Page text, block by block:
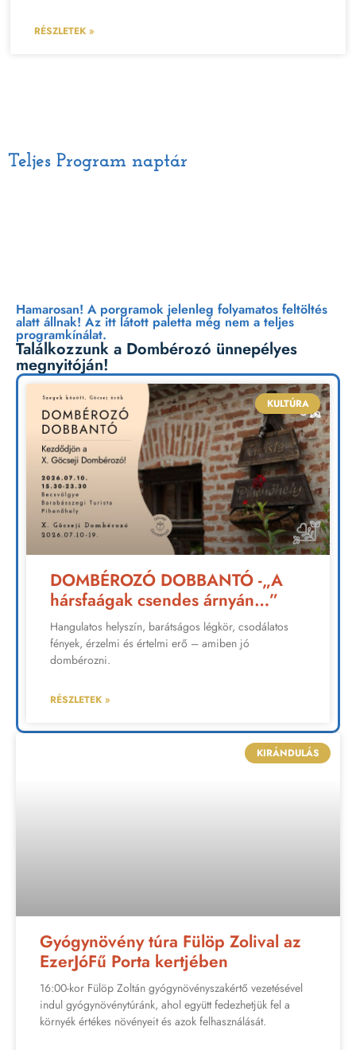
RÉSZLETEK »
Teljes Program naptár
Hamarosan! A porgramok jelenleg folyamatos feltöltés
alatt állnak! Az itt látott paletta még nem a teljes
programkínálat.
Találkozzunk a Dombérozó ünnepélyes
megnyitóján!
KULTÚRA
DOMBÉROZÓ DOBBANTÓ -„A
hársfaágak csendes árnyán…”
Hangulatos helyszín, barátságos légkör, csodálatos
fények, érzelmi és értelmi erő – amiben jó
dombérozni.
RÉSZLETEK »
KIRÁNDULÁS
Gyógynövény túra Fülöp Zolival az
EzerJóFű Porta kertjében
16:00-kor Fülöp Zoltán gyógynövényszakértő vezetésével
indul gyógynövénytúránk, ahol együtt fedezhetjük fel a
környék értékes növényeit és azok felhasználását.